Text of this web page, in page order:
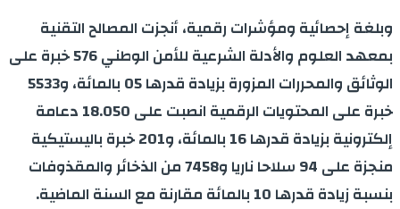
وبلغة إحصائية ومؤشرات رقمية، أنجزت المصالح التقنية
بمعهد العلوم والأدلة الشرعية للأمن الوطني 576 خبرة على
الوثائق والمحررات المزورة بزيادة قدرها 05 بالمائة، و5533
خبرة على المحتويات الرقمية انصبت على 18.050 دعامة
إلكترونية بزيادة قدرها 16 بالمائة، و201 خبرة باليستيكية
منجزة على 94 سلاحا ناريا و7458 من الذخائر والمقذوفات
بنسبة زيادة قدرها 10 بالمائة مقارنة مع السنة الماضية.